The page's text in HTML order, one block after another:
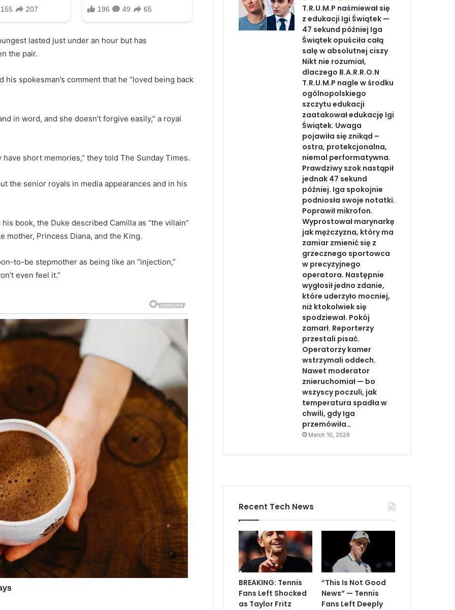
lasted just under an hour but has
the pair.
his spokesman’s comment that he “loved being back
in word, and she doesn’t forgive easily,” a royal
short memories,” they told The Sunday Times.
the senior royals in media appearances and in his
book, the Duke described Camilla as “the villain”
mother, Princess Diana, and the King.
to-be stepmother as being like an “injection,”
even feel it.”
T.R.U.M.P naśmiewał się
z edukacji Igi Świątek —
47 sekund później Iga
Świątek opuściła całą
salę w absolutnej ciszy
Nikt nie rozumiał,
dlaczego B.A.R.R.O.N
T.R.U.M.P nagle w środku
ogólnopolskiego
szczytu edukacji
zaatakował edukację Igi
Świątek. Uwaga
pojawiła się znikąd –
ostra, protekcjonalna,
niemal performatywna.
Prawdziwy szok nastąpił
jednak 47 sekund
później. Iga spokojnie
podniosła swoje notatki.
Poprawił mikrofon.
Wyprostował marynarkę
jak mężczyzna, który ma
zamiar zmienić się z
grzecznego sportowca
w precyzyjnego
operatora. Następnie
wygłosił jedno zdanie,
które uderzyło mocniej,
niż ktokolwiek się
spodziewał. Pokój
zamarł. Reporterzy
przestali pisać.
Operatorzy kamer
wstrzymali oddech.
Nawet moderator
znieruchomiał — bo
wszyscy poczuli, jak
temperatura spadła w
chwili, gdy Iga
przemówiła…
March 10, 2026
Recent Tech News
BREAKING: Tennis
Fans Left Shocked
as Taylor Fritz
“This Is Not Good
News” — Tennis
Fans Left Deeply